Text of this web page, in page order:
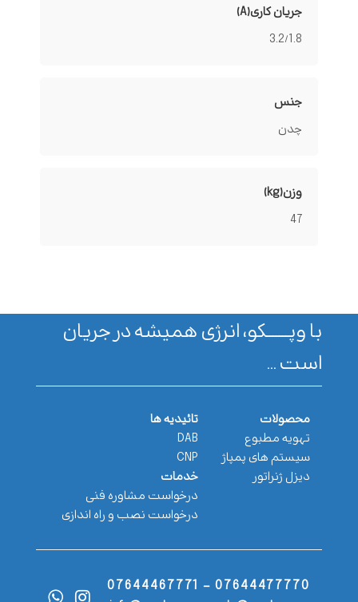
جریان کاری(A)
3.2/1.8
جنس
چدن
وزن(kg)
47
با وپـــــــکو، انرژی همیشه در جریان
است ...
محصولات
تهویه مطبوع
سیستم های پمپاژ
دیزل ژنراتور
تائیدیه ها
DAB
CNP
خدمات
درخواست مشاوره فنی
درخواست نصب و راه اندازی
07644477770 - 07644467771